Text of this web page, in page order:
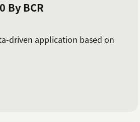
By BCR
driven application based on